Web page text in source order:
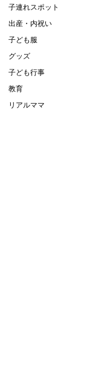
子連れスポット
出産・内祝い
子ども服
グッズ
子ども行事
教育
リアルママ